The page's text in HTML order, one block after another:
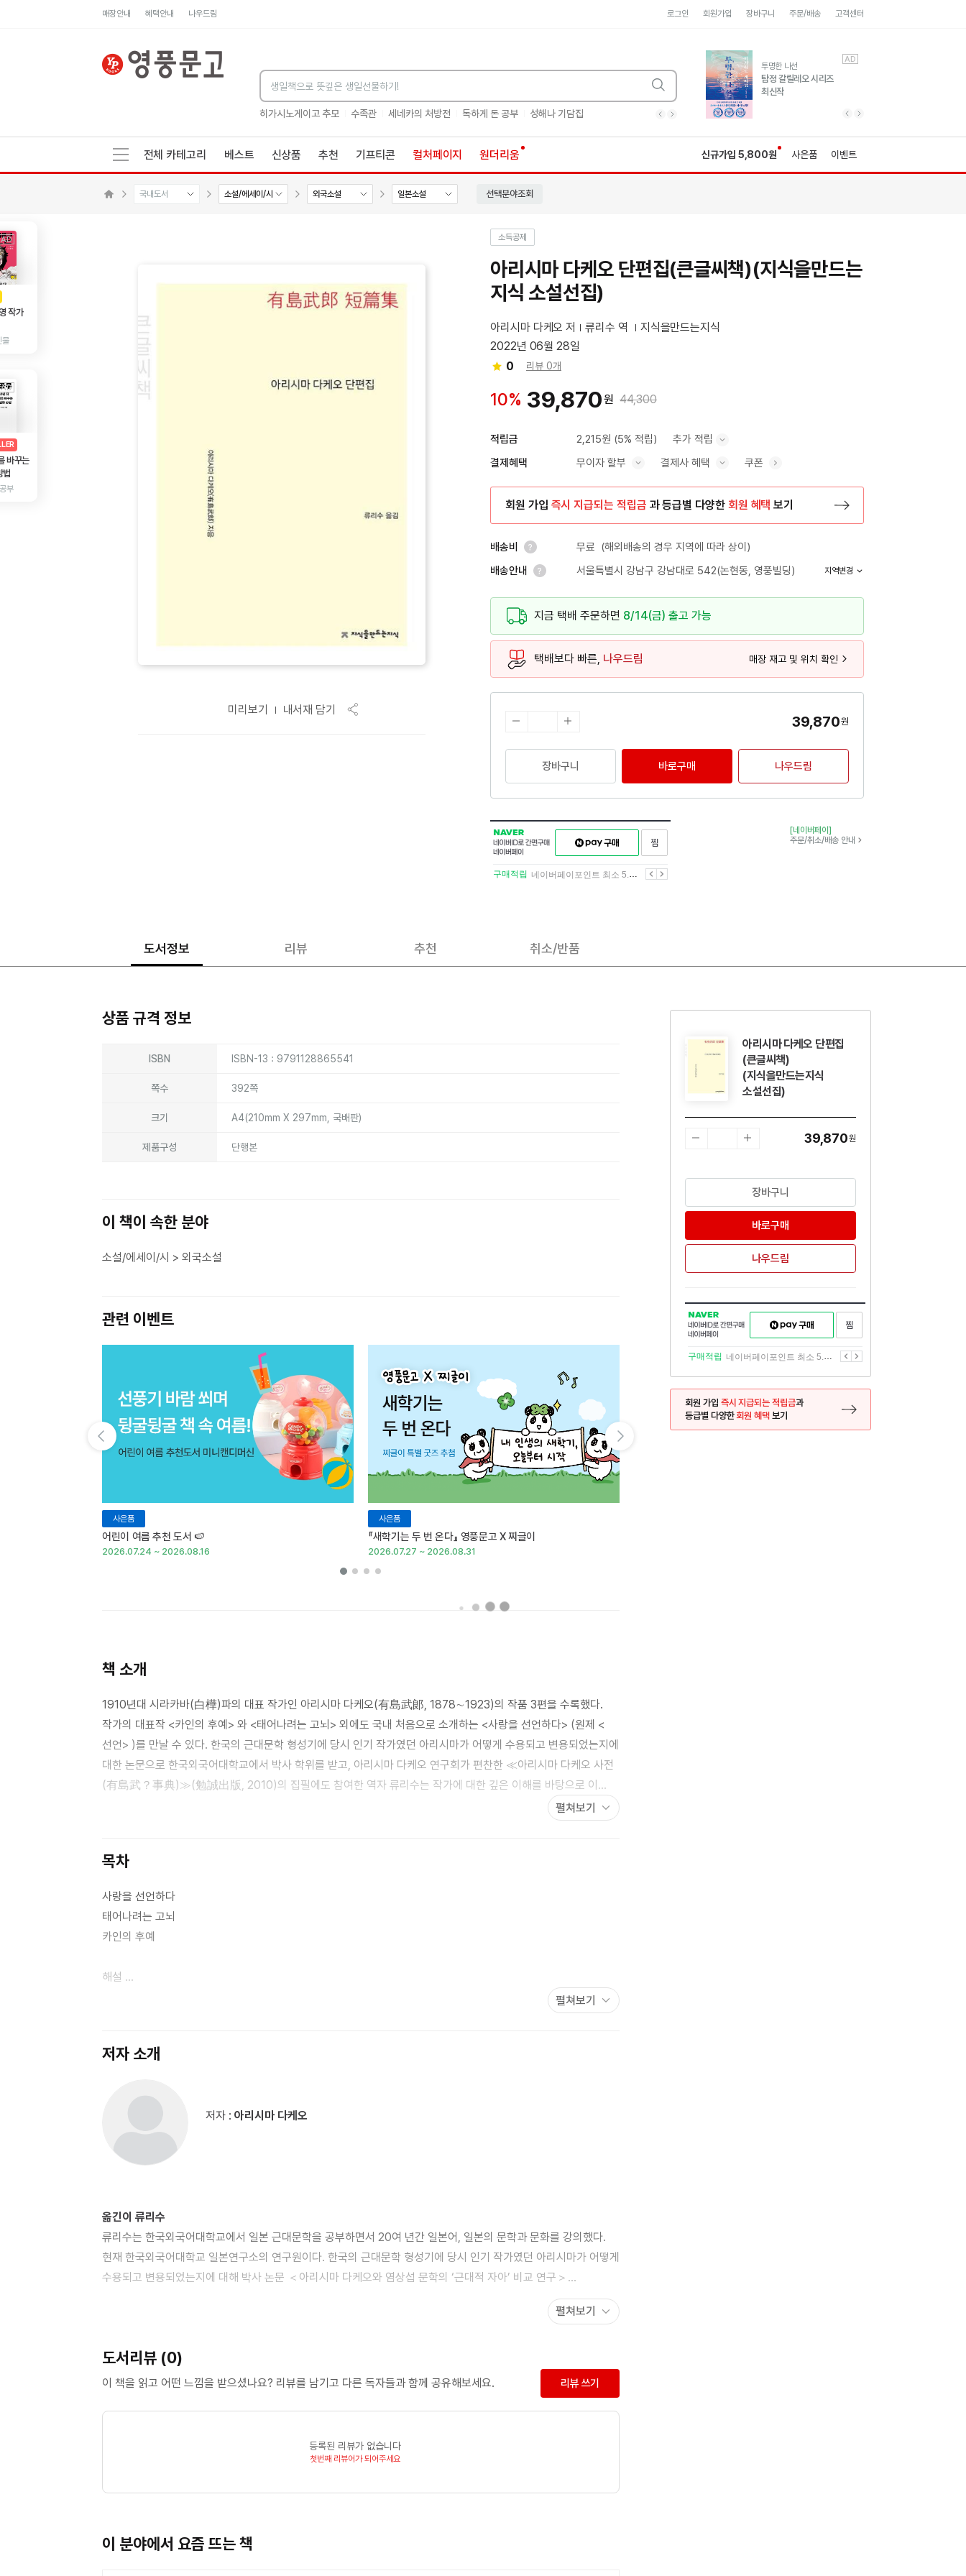
매장안내 혜택안내 나우드림 로그인 회원가입 장바구니 주문/배송 고객센터
히가시노게이고 추모 수족관 세네카의 처방전 독하게 돈 공부 성해나 기담집 히가시노게이고 추모 수족관 독하게 돈 공부
유럽 도시 기행3
풍성한 서사와 인문학적
통찰!
AD
투명한 나선
탐정 갈릴레오 시리즈
최신작
AD
전체 카테고리 베스트 신상품 추천 기프티콘 컬처페이지 원더리움 신규가입 5,800원 사은품 이벤트
국내도서 소설/에세이/시 외국소설 일본소설 선택분야조회
AD
작가
물
AD
바꾸는
법
부
미리보기 내서재 담기
소득공제
아리시마 다케오 단편집(큰글씨책)(지식을만드는
지식 소설선집)
아리시마 다케오 저 류리수 역
지식을만드는지식
2022년 06월 28일
0
리뷰 0개
10% 39,870원 44,300
적립금 2,215원 (5% 적립) 추가 적립
결제혜택 무이자 할부 결제사 혜택 쿠폰
회원 가입 즉시 지급되는 적립금 과 등급별 다양한 회원 혜택 보기
배송비 무료 (해외배송의 경우 지역에 따라 상이)
배송안내
서울특별시 강남구 강남대로 542(논현동, 영풍빌딩) 지역변경
지금 택배 주문하면 8/14(금) 출고 가능
택배보다 빠른, 나우드림 매장 재고 및 위치 확인
39,870원
장바구니 바로구매 나우드림
NAVER
네이버
ID로
간편구매
네이버페이
구매하기
이전
구매적립 네이버페이포인트 최소 5.5% 적립 다음
[네이버페이]
주문/취소/배송 안내
도서정보 리뷰 추천 취소/반품
상품 규격 정보
ISBN ISBN-13 : 9791128865541
쪽수 392쪽
크기 A4(210mm X 297mm, 국배판)
제품구성 단행본
이 책이 속한 분야
소설/에세이/시 > 외국소설
관련 이벤트
사은품
어린이 여름 추천 도서 🍉
2026.07.24 ~ 2026.08.16
사은품
『새학기는 두 번 온다』 영풍문고 X 찌글이
2026.07.27 ~ 2026.08.31
책 소개
1910년대 시라카바(白樺)파의 대표 작가인 아리시마 다케오(有島武郞, 1878∼1923)의 작품 3편을 수록했다.
작가의 대표작 <카인의 후예> 와 <태어나려는 고뇌> 외에도 국내 처음으로 소개하는 <사랑을 선언하다> (원제 <
선언> )를 만날 수 있다. 한국의 근대문학 형성기에 당시 인기 작가였던 아리시마가 어떻게 수용되고 변용되었는지에
대한 논문으로 한국외국어대학교에서 박사 학위를 받고, 아리시마 다케오 연구회가 편찬한 ≪아리시마 다케오 사전
(有島武？事典)≫(勉誠出版, 2010)의 집필에도 참여한 역자 류리수는 작가에 대한 깊은 이해를 바탕으로 이
책을 번역했다. 또 유려한 필력으로 <카인의 후예> 와 <태어나려는 고뇌> 의 작중 배경인 홋카이도의 사투리를
펼쳐보기
목차
사랑을 선언하다
태어나려는 고뇌
카인의 후예
해설
펼쳐보기
저자 소개
저자 : 아리시마 다케오
옮긴이 류리수
류리수는 한국외국어대학교에서 일본 근대문학을 공부하면서 20여 년간 일본어, 일본의 문학과 문화를 강의했다.
현재 한국외국어대학교 일본연구소의 연구원이다. 한국의 근대문학 형성기에 당시 인기 작가였던 아리시마가 어떻게
수용되고 변용되었는지에 대해 박사 논문 ＜아리시마 다케오와 염상섭 문학의 ‘근대적 자아’ 비교 연구＞
(한국외국어대학교 대학원, 2004)를 썼다. 이후 그 배경이 되는 한일 관계에 관심을 가지고 앞으로의 연구 방향으로
이르기까지 한국 문예계간지 ≪문학과 현실≫에 이어 ≪착각의 시학≫에 꾸준히 일본 문학을 번역하여 소개하고
있다. 이 밖에 번역서로 ≪어느 멋진 하루≫（원작 ≪신(神樣)≫, 가와카미 히로미(川上？美), 2009）, ＜한
송이 포도＞, ＜클라라의 출가＞(≪일본 명단편선≫, 아리시마 다케오, 지식을만드는지식, 2018)이 있다. 또한
부친(류의석)이 남기신 유고를 기반으로 보완, 수정하여 일본어판 ≪白凡逸志≫(2019)를 출판했다.
펼쳐보기
도서리뷰 (0)
이 책을 읽고 어떤 느낌을 받으셨나요? 리뷰를 남기고 다른 독자들과 함께 공유해보세요. 리뷰 쓰기
등록된 리뷰가 없습니다
첫번째 리뷰어가 되어주세요
이 분야에서 요즘 뜨는 책
아리시마 다케오 단편집
(큰글씨책)
(지식을만드는지식
소설선집)
39,870원
장바구니
바로구매
나우드림
NAVER
네이버
ID로
간편구매
네이버페이
구매하기
이전
구매적립 네이버페이포인트 최소 5.5% 적립 다음
회원 가입 즉시 지급되는 적립금과
등급별 다양한회원 혜택 보기